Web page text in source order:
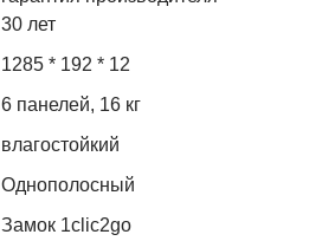
30 лет
1285 * 192 * 12
6 панелей, 16 кг
влагостойкий
Однополосный
Замок 1clic2go